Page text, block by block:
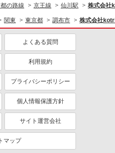
護・福祉
ミドル（40代～）活躍中
車通勤OK
社会保険あり
の路線 京王線 仙川駅 株式会社
関東 東京都 調布市 株式会社
よくある質問
利用規約
プライバシーポリシー
個人情報保護方針
サイト運営会社
マップ